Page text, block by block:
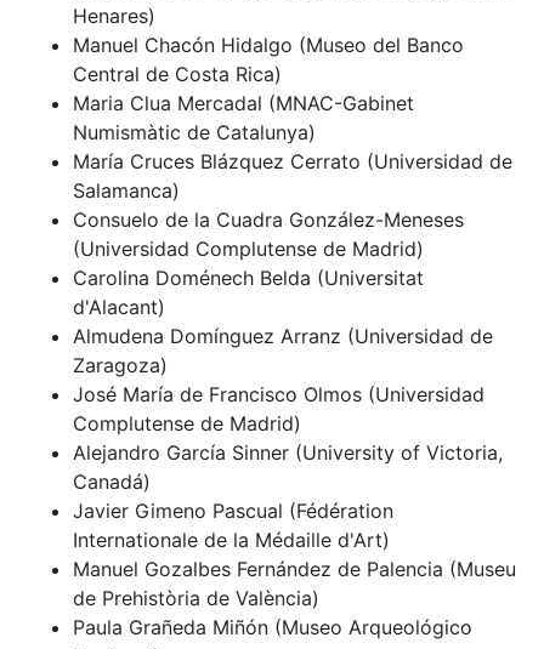
Henares)
Manuel Chacón Hidalgo (Museo del Banco
Central de Costa Rica)
Maria Clua Mercadal (MNAC-Gabinet
Numismàtic de Catalunya)
María Cruces Blázquez Cerrato (Universidad de
Salamanca)
Consuelo de la Cuadra González-Meneses
(Universidad Complutense de Madrid)
Carolina Doménech Belda (Universitat
d'Alacant)
Almudena Domínguez Arranz (Universidad de
Zaragoza)
José María de Francisco Olmos (Universidad
Complutense de Madrid)
Alejandro García Sinner (University of Victoria,
Canadá)
Javier Gimeno Pascual (Fédération
Internationale de la Médaille d'Art)
Manuel Gozalbes Fernández de Palencia (Museu
de Prehistòria de València)
Paula Grañeda Miñón (Museo Arqueológico